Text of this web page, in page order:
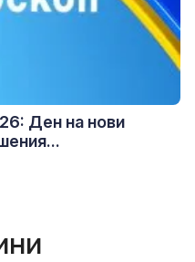
Ден на нови